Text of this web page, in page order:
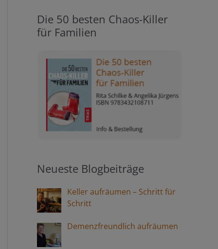
Die 50 besten Chaos-Killer
für Familien
Neueste Blogbeiträge
Keller aufräumen – Schritt für
Schritt
Demenzfreundlich aufräumen